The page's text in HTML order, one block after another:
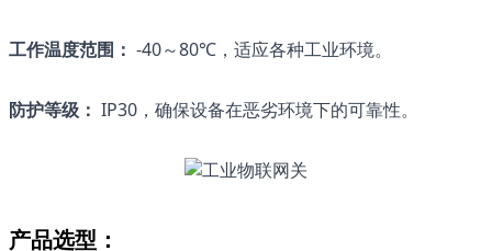
工作温度范围： -40～80℃，适应各种工业环境。
防护等级： IP30，确保设备在恶劣环境下的可靠性。
产品选型：